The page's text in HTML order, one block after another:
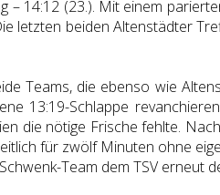
14:12 (23.). Mit einem
letzten beiden Altenstädter
Teams, die ebenso wie
13:19-Schlappe
die nötige Frische fehlte.
für zwölf Minuten ohne
Team dem TSV erneut